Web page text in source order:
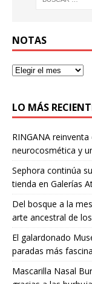
NOTAS
LO MÁS
RINGANA
neurocosmética y
Sephora continúa
tienda en Galerías
Del bosque a la
arte ancestral de
El galardonado
paradas más
Mascarilla Nasal